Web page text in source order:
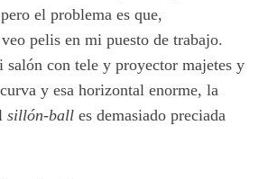
el problema es que,
pelis en mi puesto de trabajo.
salón con tele y proyector majetes y
y esa horizontal enorme, la
sillón-ball es demasiado preciada